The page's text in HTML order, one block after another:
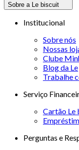
Sobre a Le biscuit
Institucional
Sobre nós
Nossas
Clube
Blog da Le
Trabalhe
Serviço
Cartão Le
Perguntas e